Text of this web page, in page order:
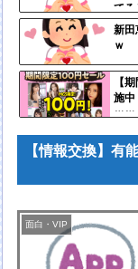
てる
新田
ｗ
【
施中
ｗｗ
ツー
ル
【情報交換】有
面白・VIP